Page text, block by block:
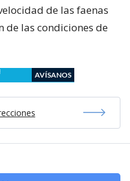
de las faenas
de las condiciones de
AVÍSANOS